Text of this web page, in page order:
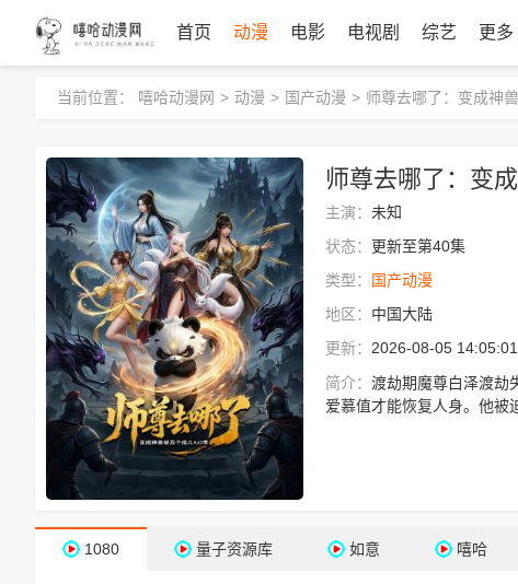
首页 动漫 电影 电视剧 综艺 更多
当前位置： 嘻哈动漫网 > 动漫 > 国产动漫 > 师尊去哪了：变成神
师尊去哪了：变
主演： 未知
状态： 更新至第40集
类型：
国产动漫
地区： 中国大陆
更新： 2026-08-05 14:05:01
简介： 渡劫期魔尊白泽渡劫
爱慕值才能恢复人身。他被
能，打脸万象宗、赌石暴
1080 量子资源库 如意 嘻哈